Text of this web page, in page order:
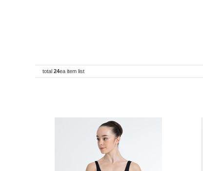
total 24ea item list